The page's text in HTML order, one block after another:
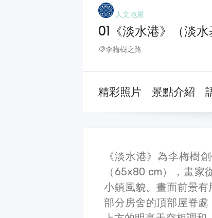
人文地景
01《淡水港》（淡
李梅樹之路
精彩照片 景點介紹
《淡水港》為李梅樹
（65x80 cm），畫
小鎮風貌。畫面前景
部分房舍的頂部屋脊